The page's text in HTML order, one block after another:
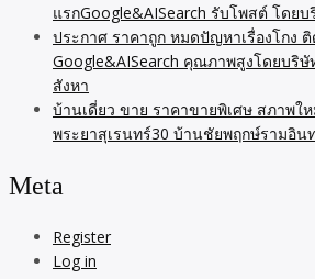
แรกGoogle&AISearch รับโพสต์ โดย
ประกาศ ราคาถูก หมดปัญหาเรื่องโกง
Google&AISearch คุณภาพสูงโดยบริ
สังหา
บ้านเดี่ยว ขาย ราคาขายพิเศษ สภาพใ
พระยาสุเรนทร์30 บ้านชัยพฤกษ์รามอิน
Meta
Register
Log in